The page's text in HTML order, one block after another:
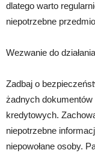
dlatego warto
niepotrzebne
Wezwanie do
Zadbaj o
żadnych
kredytowych.
niepotrzebne
niepowołane osoby.